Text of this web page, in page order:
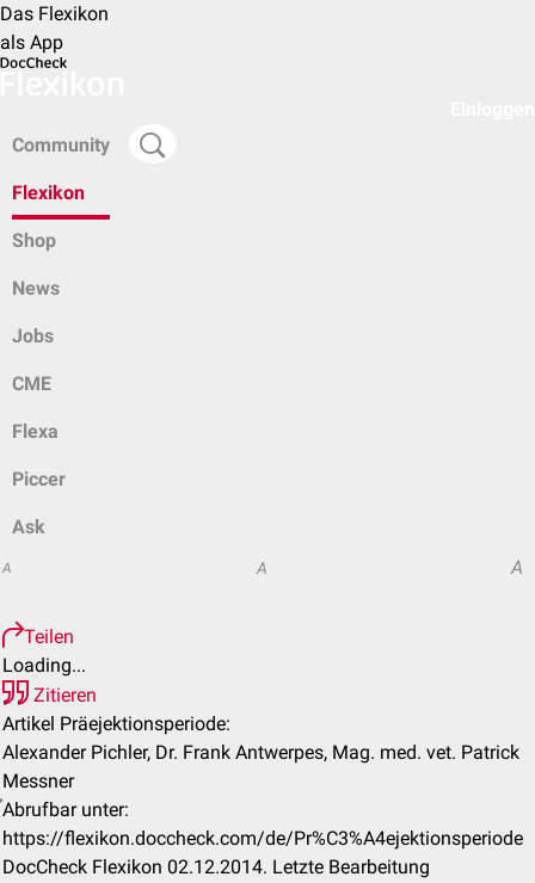
Das Flexikon
als App
Community
Flexikon
Shop
News
Jobs
CME
Flexa
Piccer
Ask
A A A
Teilen
Loading...
Zitieren
Artikel Präejektionsperiode:
Alexander Pichler, Dr. Frank Antwerpes, Mag. med. vet. Patrick
Messner
Abrufbar unter:
https://flexikon.doccheck.com/de/Pr%C3%A4ejektionsperiode
DocCheck Flexikon 02.12.2014. Letzte Bearbeitung